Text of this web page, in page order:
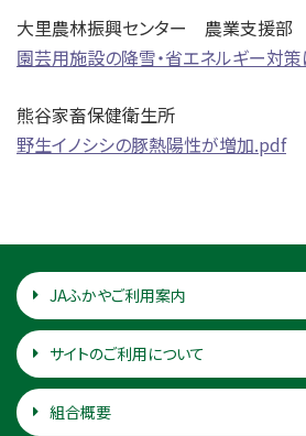
大里農林振興センター 農業支援部
園芸用施設の降雪・省エネルギー対
熊谷家畜保健衛生所
野生イノシシの豚熱陽性が増加.pdf
JAふかやご利用案内
サイトのご利用について
組合概要